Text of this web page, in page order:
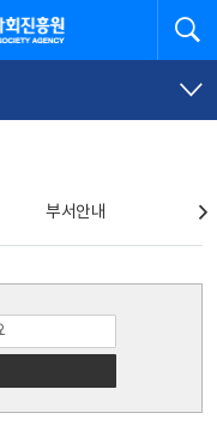
부서안내